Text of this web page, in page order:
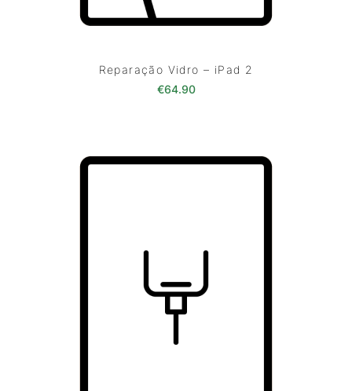
Reparação Vidro – iPad 2
€64.90